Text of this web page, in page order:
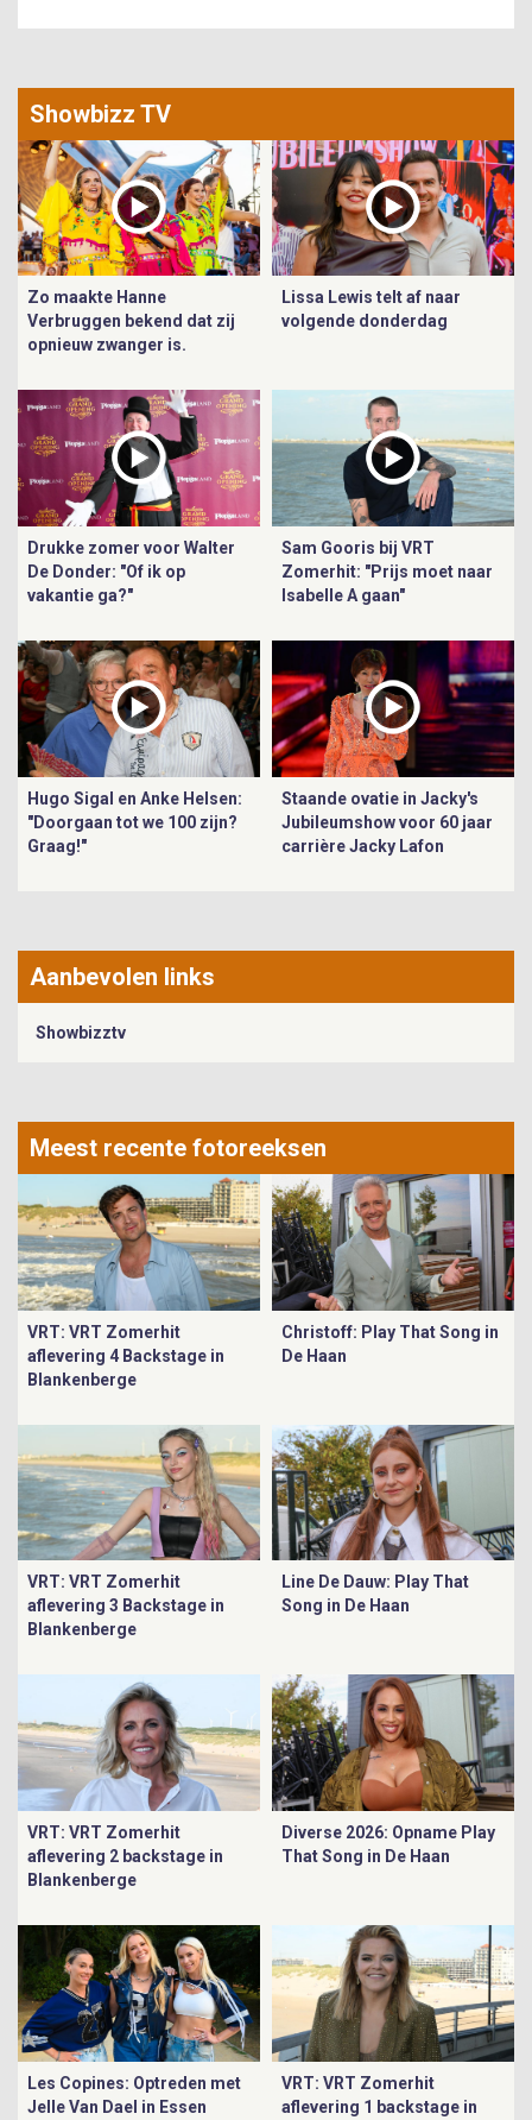
Showbizz TV
Zo maakte Hanne
Verbruggen bekend dat zij
opnieuw zwanger is.
Lissa Lewis telt af naar
volgende donderdag
Drukke zomer voor Walter
De Donder: "Of ik op
vakantie ga?"
Sam Gooris bij VRT
Zomerhit: "Prijs moet naar
Isabelle A gaan"
Hugo Sigal en Anke Helsen:
"Doorgaan tot we 100 zijn?
Graag!"
Staande ovatie in Jacky's
Jubileumshow voor 60 jaar
carrière Jacky Lafon
Aanbevolen links
Showbizztv
Meest recente fotoreeksen
VRT: VRT Zomerhit
aflevering 4 Backstage in
Blankenberge
Christoff: Play That Song in
De Haan
VRT: VRT Zomerhit
aflevering 3 Backstage in
Blankenberge
Line De Dauw: Play That
Song in De Haan
VRT: VRT Zomerhit
aflevering 2 backstage in
Blankenberge
Diverse 2026: Opname Play
That Song in De Haan
Les Copines: Optreden met
Jelle Van Dael in Essen
VRT: VRT Zomerhit
aflevering 1 backstage in